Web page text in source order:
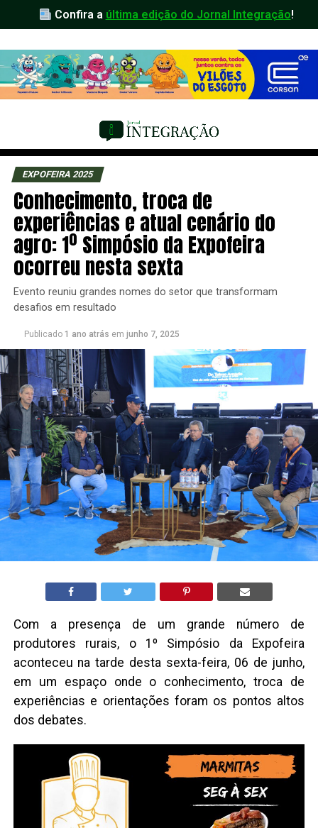
Confira a última edição do Jornal Integração!
EXPOFEIRA 2025
Conhecimento, troca de
experiências e atual cenário do
agro: 1º Simpósio da Expofeira
ocorreu nesta sexta
Evento reuniu grandes nomes do setor que transformam
desafios em resultado
Publicado 1 ano atrás em junho 7, 2025
Com a presença de um grande número de
produtores rurais, o 1º Simpósio da Expofeira
aconteceu na tarde desta sexta-feira, 06 de junho,
em um espaço onde o conhecimento, troca de
experiências e orientações foram os pontos altos
dos debates.